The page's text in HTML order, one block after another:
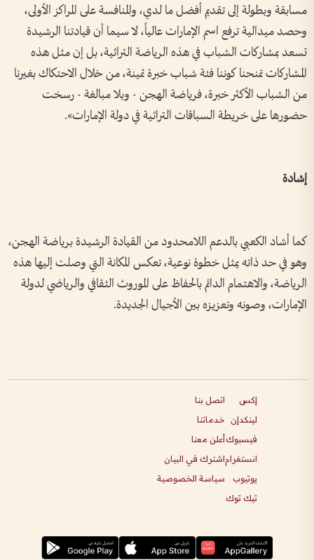
مسابقة وبطولة إلى تقديم أفضل ما لدي، والمنافسة على المراكز الأولى،
وحصد ميدالية ترفع اسم الإمارات عالياً، لا سيما أن قيادتنا الرشيدة
تسعد بمشاركات الشباب في هذه الرياضة التراثية، بل إن مثل هذه
المشاركات تمنحنا كوننا فئة شباب خبرة ثمينة، من خلال الاحتكاك بغيرنا
من الشباب الأكثر خبرة، فرياضة الهجن - وبلا مبالغة - رسخت
حضورها على خريطة السباقات التراثية في دولة الإمارات».
إشادة
كما أشاد الكعبي بالدعم اللامحدود من القيادة الرشيدة برياضة الهجن،
وهو في حد ذاته يمثل خطوة نوعية، تعكس المكانة التي وصلت إليها هذه
الرياضة، والاهتمام الدائم بالحفاظ على الموروث الثقافي والرياضي لدولة
الإمارات، وصونه وتعزيزه بين الأجيال الجديدة.
إكس
لينكدإن
فيسبوك
انستغرام
يوتيوب
تيك توك
اتصل بنا
خدماتنا
أعلن معنا
اشترك في البيان
سياسة الخصوصية